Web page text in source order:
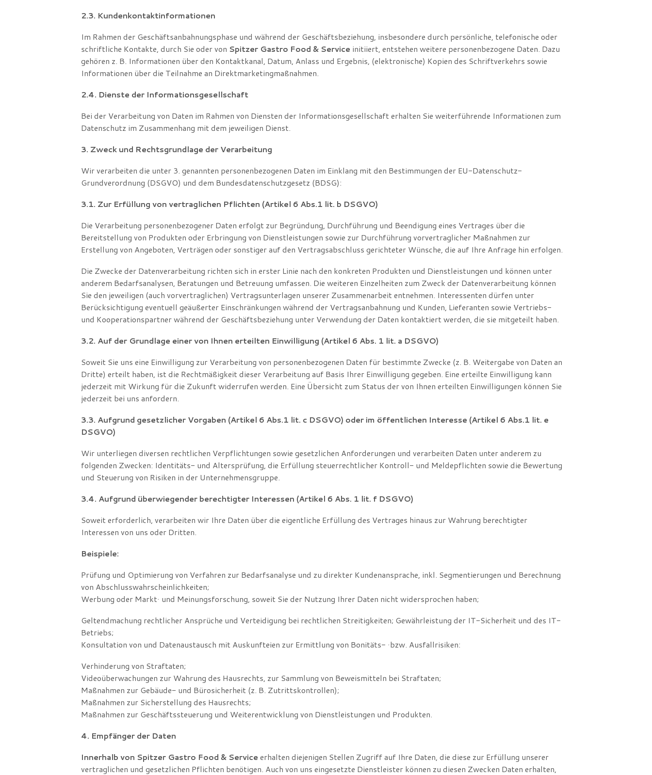
2.3. Kundenkontaktinformationen
Im Rahmen der Geschäftsanbahnungsphase und während der Geschäftsbeziehung, insbesondere durch persönliche, telefonische oder
schriftliche Kontakte, durch Sie oder von Spitzer Gastro Food & Service initiiert, entstehen weitere personenbezogene Daten. Dazu
gehören z. B. Informationen über den Kontaktkanal, Datum, Anlass und Ergebnis, (elektronische) Kopien des Schriftverkehrs sowie
Informationen über die Teilnahme an Direktmarketingmaßnahmen.
2.4. Dienste der Informationsgesellschaft
Bei der Verarbeitung von Daten im Rahmen von Diensten der Informationsgesellschaft erhalten Sie weiterführende Informationen zum
Datenschutz im Zusammenhang mit dem jeweiligen Dienst.
3. Zweck und Rechtsgrundlage der Verarbeitung
Wir verarbeiten die unter 3. genannten personenbezogenen Daten im Einklang mit den Bestimmungen der EU-Datenschutz-
Grundverordnung (DSGVO) und dem Bundesdatenschutzgesetz (BDSG):
3.1. Zur Erfüllung von vertraglichen Pflichten (Artikel 6 Abs.1 lit. b DSGVO)
Die Verarbeitung personenbezogener Daten erfolgt zur Begründung, Durchführung und Beendigung eines Vertrages über die
Bereitstellung von Produkten oder Erbringung von Dienstleistungen sowie zur Durchführung vorvertraglicher Maßnahmen zur
Erstellung von Angeboten, Verträgen oder sonstiger auf den Vertragsabschluss gerichteter Wünsche, die auf Ihre Anfrage hin erfolgen.
Die Zwecke der Datenverarbeitung richten sich in erster Linie nach den konkreten Produkten und Dienstleistungen und können unter
anderem Bedarfsanalysen, Beratungen und Betreuung umfassen. Die weiteren Einzelheiten zum Zweck der Datenverarbeitung können
Sie den jeweiligen (auch vorvertraglichen) Vertragsunterlagen unserer Zusammenarbeit entnehmen. Interessenten dürfen unter
Berücksichtigung eventuell geäußerter Einschränkungen während der Vertragsanbahnung und Kunden, Lieferanten sowie Vertriebs-
und Kooperationspartner während der Geschäftsbeziehung unter Verwendung der Daten kontaktiert werden, die sie mitgeteilt haben.
3.2. Auf der Grundlage einer von Ihnen erteilten Einwilligung (Artikel 6 Abs. 1 lit. a DSGVO)
Soweit Sie uns eine Einwilligung zur Verarbeitung von personenbezogenen Daten für bestimmte Zwecke (z. B. Weitergabe von Daten an
Dritte) erteilt haben, ist die Rechtmäßigkeit dieser Verarbeitung auf Basis Ihrer Einwilligung gegeben. Eine erteilte Einwilligung kann
jederzeit mit Wirkung für die Zukunft widerrufen werden. Eine Übersicht zum Status der von Ihnen erteilten Einwilligungen können Sie
jederzeit bei uns anfordern.
3.3. Aufgrund gesetzlicher Vorgaben (Artikel 6 Abs.1 lit. c DSGVO) oder im öffentlichen Interesse (Artikel 6 Abs.1 lit. e
DSGVO)
Wir unterliegen diversen rechtlichen Verpflichtungen sowie gesetzlichen Anforderungen und verarbeiten Daten unter anderem zu
folgenden Zwecken: Identitäts- und Altersprüfung, die Erfüllung steuerrechtlicher Kontroll- und Meldepflichten sowie die Bewertung
und Steuerung von Risiken in der Unternehmensgruppe.
3.4. Aufgrund überwiegender berechtigter Interessen (Artikel 6 Abs. 1 lit. f DSGVO)
Soweit erforderlich, verarbeiten wir Ihre Daten über die eigentliche Erfüllung des Vertrages hinaus zur Wahrung berechtigter
Interessen von uns oder Dritten.
Beispiele:
Prüfung und Optimierung von Verfahren zur Bedarfsanalyse und zu direkter Kundenansprache, inkl. Segmentierungen und Berechnung
von Abschlusswahrscheinlichkeiten;
Werbung oder Markt· und Meinungsforschung, soweit Sie der Nutzung Ihrer Daten nicht widersprochen haben;
Geltendmachung rechtlicher Ansprüche und Verteidigung bei rechtlichen Streitigkeiten; Gewährleistung der IT-Sicherheit und des IT-
Betriebs;
Konsultation von und Datenaustausch mit Auskunfteien zur Ermittlung von Bonitäts- ·bzw. Ausfallrisiken:
Verhinderung von Straftaten;
Videoüberwachungen zur Wahrung des Hausrechts, zur Sammlung von Beweismitteln bei Straftaten;
Maßnahmen zur Gebäude- und Bürosicherheit (z. B. Zutrittskontrollen);
Maßnahmen zur Sicherstellung des Hausrechts;
Maßnahmen zur Geschäftssteuerung und Weiterentwicklung von Dienstleistungen und Produkten.
4. Empfänger der Daten
Innerhalb von Spitzer Gastro Food & Service erhalten diejenigen Stellen Zugriff auf Ihre Daten, die diese zur Erfüllung unserer
vertraglichen und gesetzlichen Pflichten benötigen. Auch von uns eingesetzte Dienstleister können zu diesen Zwecken Daten erhalten,